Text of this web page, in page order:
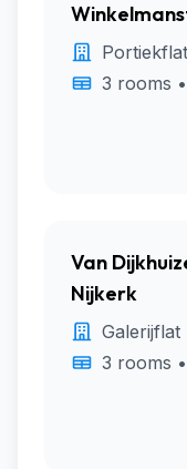
Portiekflat
3 rooms
Van
Nijkerk
Galerijflat
3 rooms